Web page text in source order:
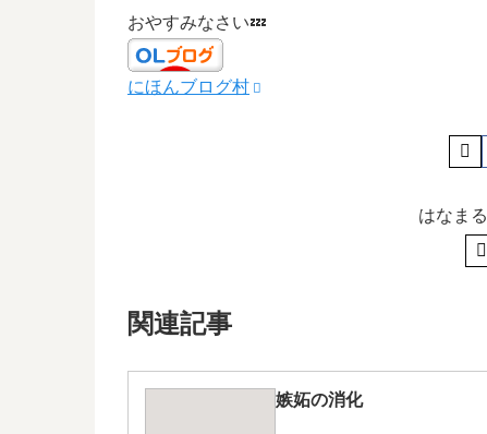
おやすみなさい💤
にほんブログ村
はなま
関連記事
嫉妬の消化